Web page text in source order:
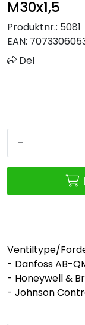
M30x1,5
Produktnr.: 5081
EAN:
Del
-
Ventiltype/
- Danfoss AB-
- Honeywell &
- Johnson
Varmeanlegg
Outlet
Retur/